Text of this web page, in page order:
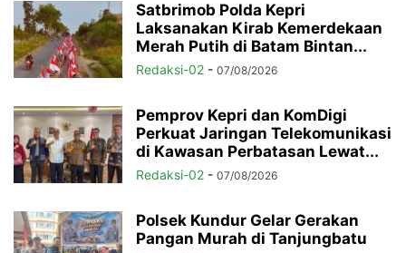
Satbrimob Polda Kepri
Laksanakan Kirab Kemerdekaan
Merah Putih di Batam Bintan...
Redaksi-02 - 07/08/2026
Pemprov Kepri dan KomDigi
Perkuat Jaringan Telekomunikasi
di Kawasan Perbatasan Lewat...
Redaksi-02 - 07/08/2026
Polsek Kundur Gelar Gerakan
Pangan Murah di Tanjungbatu